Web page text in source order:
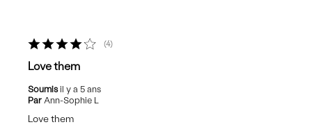
4
Love them
Soumisil y a 5 ans
Par Ann-Sophie L
Love them